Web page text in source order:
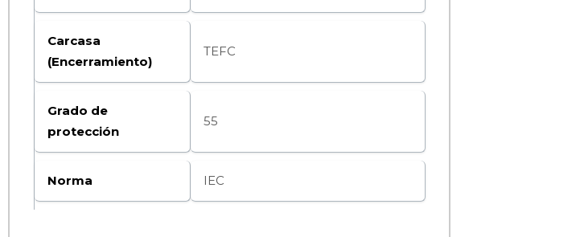
Carcasa
(Encerramiento)
TEFC
Grado de
protección
55
Norma IEC